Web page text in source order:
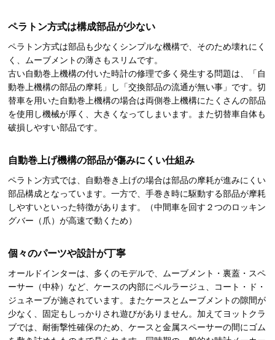
ペラトン方式は構成部品が少ない
ペラトン方式は部品も少なくシンプルな機構で、そのため壊れにく
く、ムーブメントの薄さもスリムです。
古い自動巻上機構の付いた時計の修理で多く発生する問題は、「自
動巻上機構の部品の摩耗」し「交換部品の流通が無い事」です。切
替車を用いた自動巻上機構の場合は両側巻上機構にたくさんの部品
を使用し機械が厚く、大きくなってしまいます。また切替車自体も
破損しやすい部品です。
自動巻上げ機構の部品が傷みにくい仕組み
ペラトン方式では、自動巻き上げの場合は部品の摩耗が進みにくい
部品構成となっています。一方で、手巻き時に駆動する部品が摩耗
しやすいといった特徴があります。（中間車を回す２つのロッキン
グバー（爪）が高速で動くため）
個々のパーツや設計が丁寧
オールドインターは、多くのモデルで、ムーブメント・裏蓋・スペ
ーサー（中枠）など、ケースの内部にペルラージュ、コート・ド・
ジュネーブが施されています。またケースとムーブメントの隙間が
少なく、固定もしっかりされ遊びがありません。加えてヨットクラ
ブでは、耐衝撃性確保のため、ケースと金属スペーサーの間にゴム